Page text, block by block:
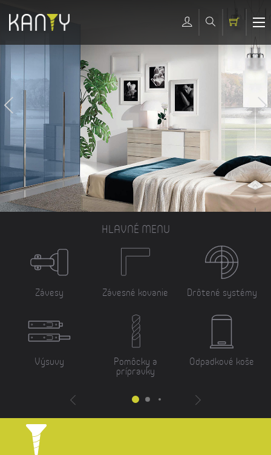
HLAVNÉ MENU
Závesy
Výsuvy
Závesné kovanie
Pomôcky a
prípravky
Drôtené systémy
Odpadkové koše